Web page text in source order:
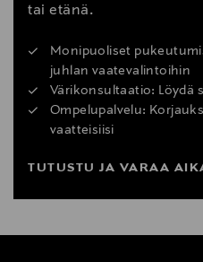
tai etänä.
Monipuoliset
juhlan vaatevalintoihin
Värikonsultaatio: Löydä
Ompelupalvelu:
vaatteisiisi
TUTUSTU JA VARAA